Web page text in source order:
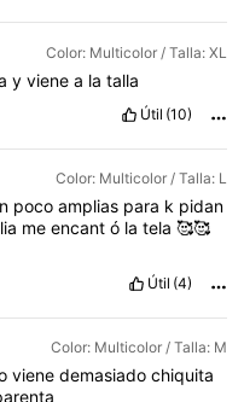
Color: Multicolor / Talla: XL
yvienea latalla
Útil (10)
Color: Multicolor / Talla: L
poco amplias para k pidan
meencantó latela🥰🥰
Útil (4)
Color: Multicolor / Talla: M
viene demasiado chiquita